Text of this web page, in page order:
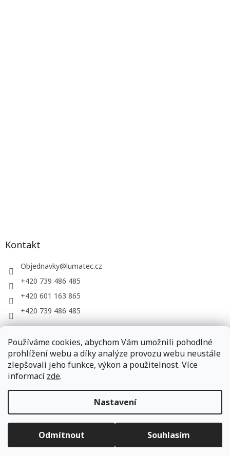
Používáme cookies, abychom Vám umožnili pohodlné
prohlížení webu a díky analýze provozu webu neustále
zlepšovali jeho funkce, výkon a použitelnost. Více
informací zde.
Nastavení
Odmítnout Souhlasím
Kontakt
Objednavky@lumatec.cz
+420 739 486 485
+420 601 163 865
+420 739 486 485
LUMATEC, s.r.o. - web společnosti
Vytvořil Shoptet
Copyright 2026LUMATEC.store. Všechna práva vyhrazena.
Upravit nastavení cookies